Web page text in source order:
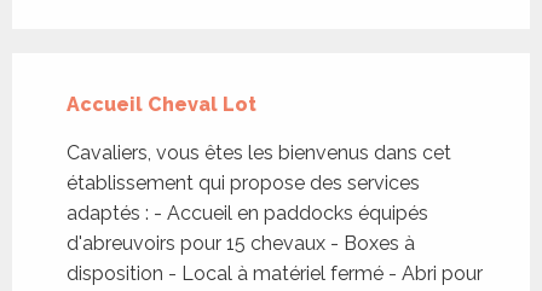
Accueil Cheval Lot
Cavaliers, vous êtes les bienvenus dans cet
établissement qui propose des services
adaptés : - Accueil en paddocks équipés
d'abreuvoirs pour 15 chevaux - Boxes à
disposition - Local à matériel fermé - Abri pour